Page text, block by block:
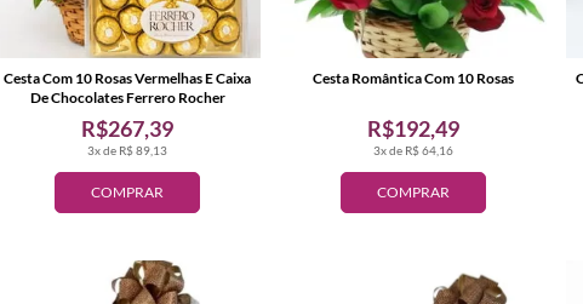
COMPRAR
3x de R$ 89,13
R$267,39
Cesta Com 10 Rosas Vermelhas E Caixa
De Chocolates Ferrero Rocher
COMPRAR
3x de R$ 64,16
R$192,49
Cesta Romântica Com 10 Rosas